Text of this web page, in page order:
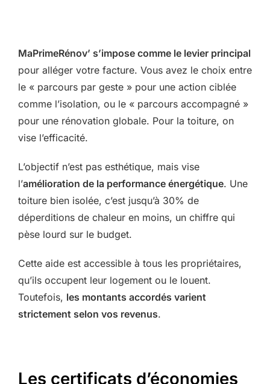
MaPrimeRénov’ s’impose comme le levier principal
pour alléger votre facture. Vous avez le choix entre
le « parcours par geste » pour une action ciblée
comme l’isolation, ou le « parcours accompagné »
pour une rénovation globale. Pour la toiture, on
vise l’efficacité.
L’objectif n’est pas esthétique, mais vise
l’amélioration de la performance énergétique. Une
toiture bien isolée, c’est jusqu’à 30% de
déperditions de chaleur en moins, un chiffre qui
pèse lourd sur le budget.
Cette aide est accessible à tous les propriétaires,
qu’ils occupent leur logement ou le louent.
Toutefois, les montants accordés varient
strictement selon vos revenus.
Les certificats d’économies